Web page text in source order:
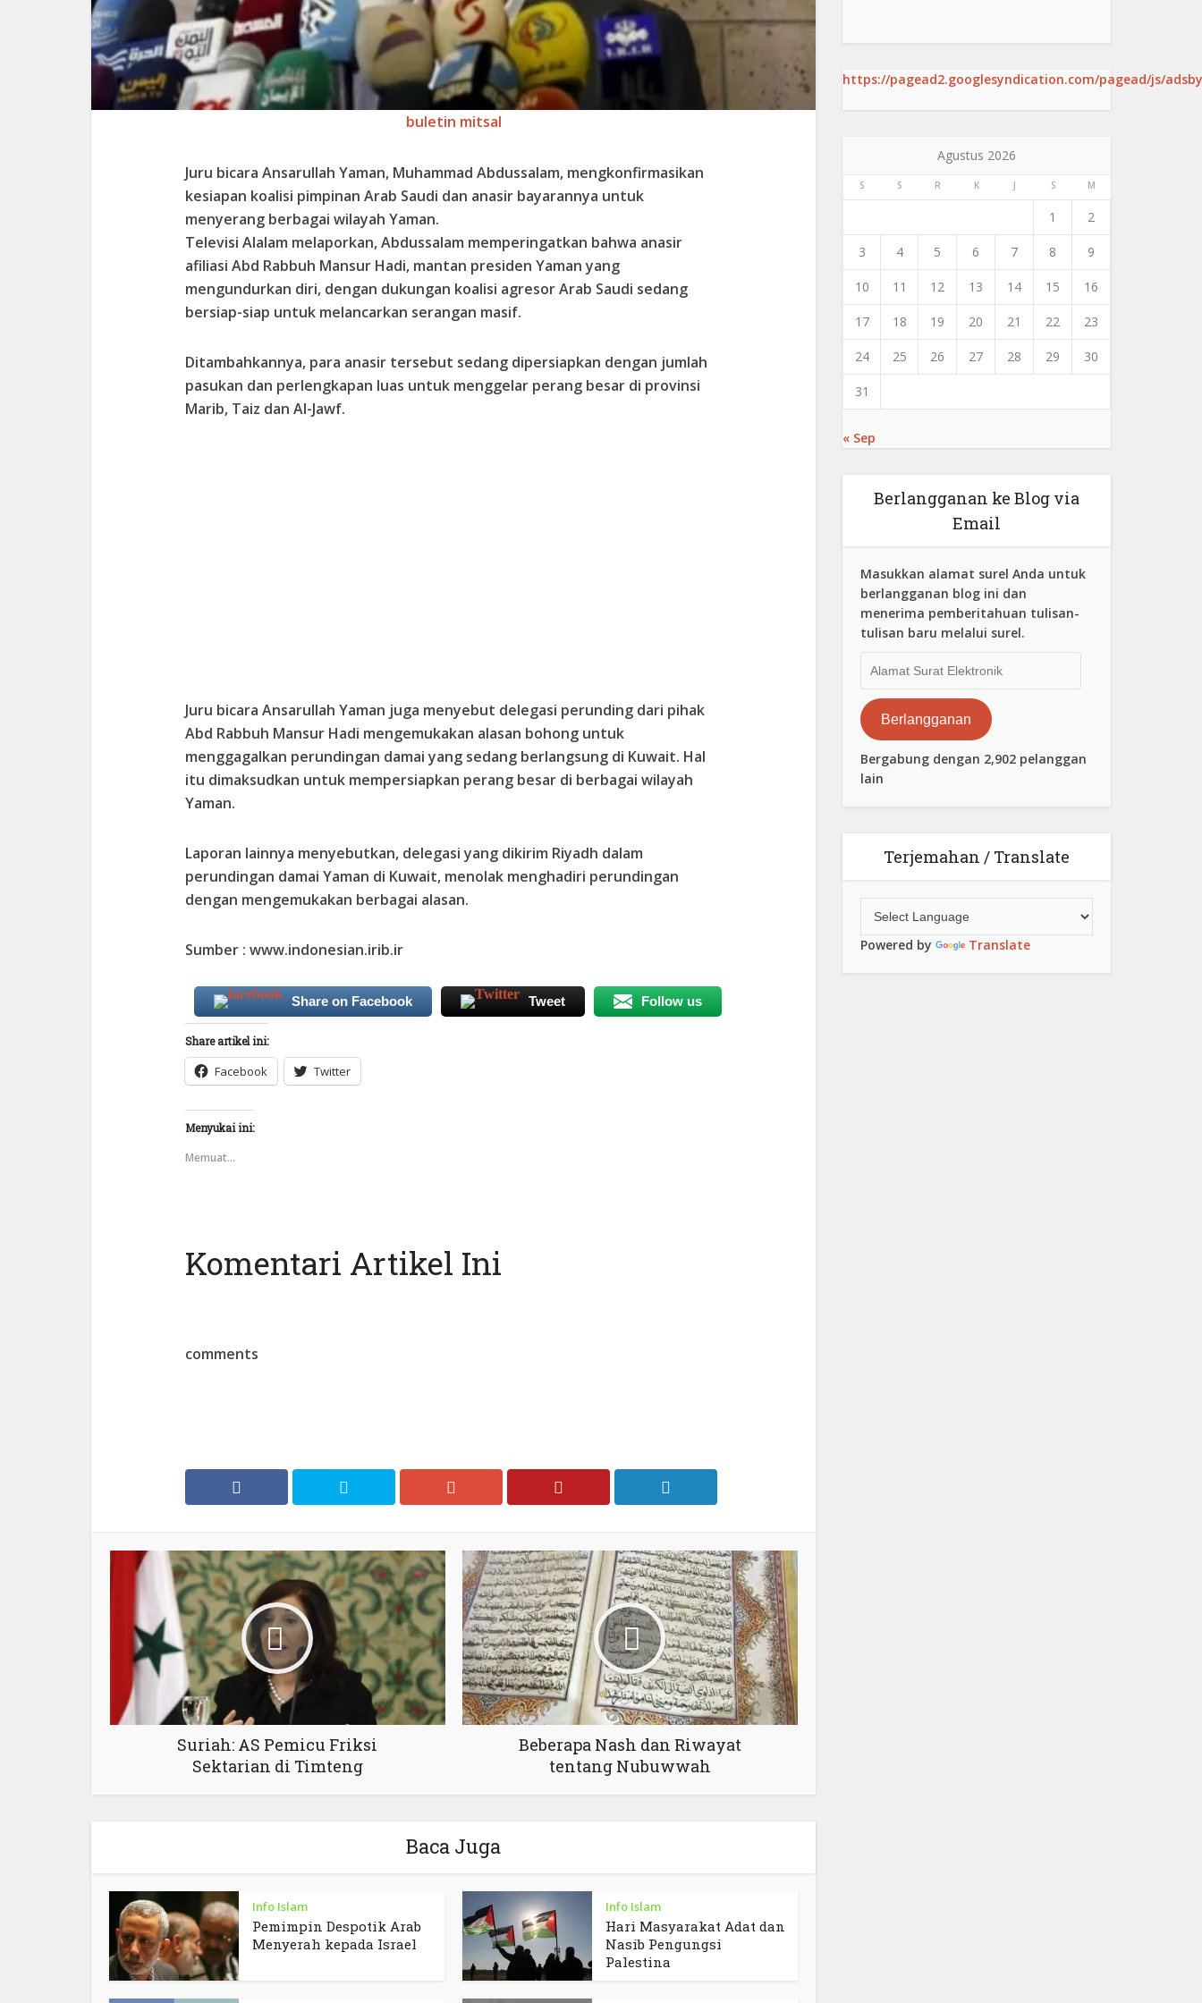
buletin mitsal
Juru bicara Ansarullah Yaman, Muhammad Abdussalam, mengkonfirmasikan
kesiapan koalisi pimpinan Arab Saudi dan anasir bayarannya untuk
menyerang berbagai wilayah Yaman.
Televisi Alalam melaporkan, Abdussalam memperingatkan bahwa anasir
afiliasi Abd Rabbuh Mansur Hadi, mantan presiden Yaman yang
mengundurkan diri, dengan dukungan koalisi agresor Arab Saudi sedang
bersiap-siap untuk melancarkan serangan masif.
Ditambahkannya, para anasir tersebut sedang dipersiapkan dengan jumlah
pasukan dan perlengkapan luas untuk menggelar perang besar di provinsi
Marib, Taiz dan Al-Jawf.
Juru bicara Ansarullah Yaman juga menyebut delegasi perunding dari pihak
Abd Rabbuh Mansur Hadi mengemukakan alasan bohong untuk
menggagalkan perundingan damai yang sedang berlangsung di Kuwait. Hal
itu dimaksudkan untuk mempersiapkan perang besar di berbagai wilayah
Yaman.
Laporan lainnya menyebutkan, delegasi yang dikirim Riyadh dalam
perundingan damai Yaman di Kuwait, menolak menghadiri perundingan
dengan mengemukakan berbagai alasan.
Sumber : www.indonesian.irib.ir
Share on Facebook Tweet Follow us
Share artikel ini:
Facebook Twitter
Menyukai ini:
Memuat...
Komentari Artikel Ini
comments
Suriah: AS Pemicu Friksi
Sektarian di Timteng
Beberapa Nash dan Riwayat
tentang Nubuwwah
Baca Juga
Info Islam
Pemimpin Despotik Arab
Menyerah kepada Israel
Info Islam
Hari Masyarakat Adat dan
Nasib Pengungsi
Palestina
https://pagead2.googlesyndication.com/pagead/js/
Agustus 2026
S S R K J S M
1 2
3 4 5 6 7 8 9
10 11 12 13 14 15 16
17 18 19 20 21 22 23
24 25 26 27 28 29 30
31
« Sep
Berlangganan ke Blog via
Email
Masukkan alamat surel Anda untuk
berlangganan blog ini dan
menerima pemberitahuan tulisan-
tulisan baru melalui surel.
Surat
Elektronik
Berlangganan
Bergabung dengan 2,902 pelanggan
lain
Terjemahan / Translate
Powered by Translate